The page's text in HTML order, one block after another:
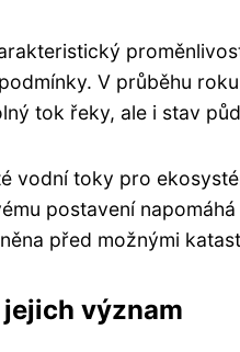
V průběhu
tok řeky, ale i stav
vodní toky pro
postavení
před možnými
význam